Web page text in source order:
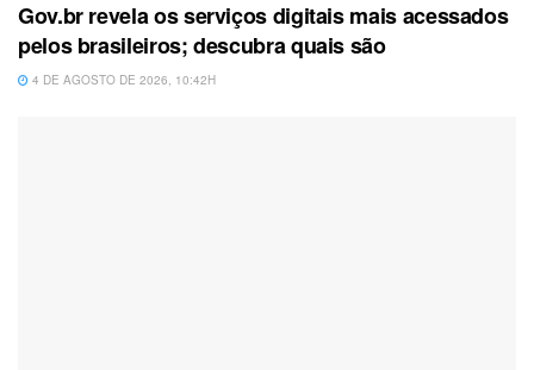
Gov.br revela os serviços digitais mais acessados
pelos brasileiros; descubra quais são
4 DE AGOSTO DE 2026, 10:42H